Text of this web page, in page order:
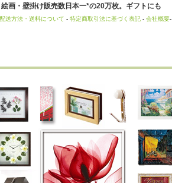
画・壁掛け販売数日本一*の20万枚。ギフトにも
配送方法・送料について - 特定商取引法に基づく表記 - 会社概要-